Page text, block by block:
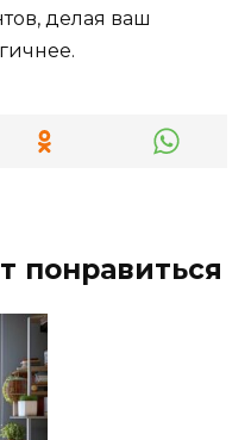
делая ваш
понравиться